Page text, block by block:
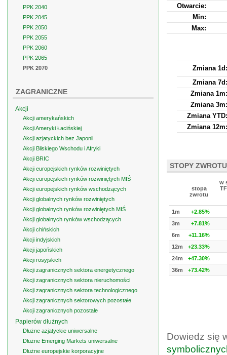
Otwarcie:
Min:
Max:
Zmiana 1d:
Zmiana 7d:
Zmiana 1m:
Zmiana 3m:
Zmiana YTD:
Zmiana 12m:
STOPY ZWROTU
stopa
zwrotu
w
1m
+2.85%
3m
+7.81%
6m
+11.16%
12m
+23.33%
24m
+47.30%
36m
+73.42%
Dowiedz się
PPK 2040
PPK 2045
PPK 2050
PPK 2055
PPK 2060
PPK 2065
PPK 2070
ZAGRANICZNE
Akcji
Akcji amerykańskich
Akcji Ameryki Łacińskiej
Akcji azjatyckich bez Japonii
Akcji Bliskiego Wschodu i Afryki
Akcji BRIC
Akcji europejskich rynków rozwiniętych
Akcji europejskich rynków rozwiniętych MIŚ
Akcji europejskich rynków wschodzących
Akcji globalnych rynków rozwiniętych
Akcji globalnych rynków rozwiniętych MIŚ
Akcji globalnych rynków wschodzących
Akcji chińskich
Akcji indyjskich
Akcji japońskich
Akcji rosyjskich
Akcji zagranicznych sektora energetycznego
Akcji zagranicznych sektora nieruchomości
Akcji zagranicznych sektora technologicznego
Akcji zagranicznych sektorowych pozostałe
Akcji zagranicznych pozostałe
Papierów dłużnych
Dłużne azjatyckie uniwersalne
Dłużne Emerging Markets uniwersalne
Dłużne europejskie korporacyjne